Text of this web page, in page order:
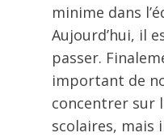
minime dans
Aujourd’hui, il
passer.
important de
concentrer sur
scolaires, mais